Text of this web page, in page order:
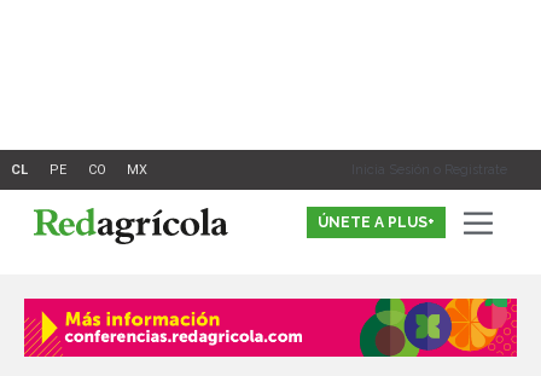
Inicia Sesión o Registrate
ÚNETE A PLUS+